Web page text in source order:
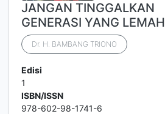
JANGAN TINGGALKAN
GENERASI YANG LEMAH
Dr. H. BAMBANG TRIONO
Edisi
1
ISBN/ISSN
978-602-98-1741-6